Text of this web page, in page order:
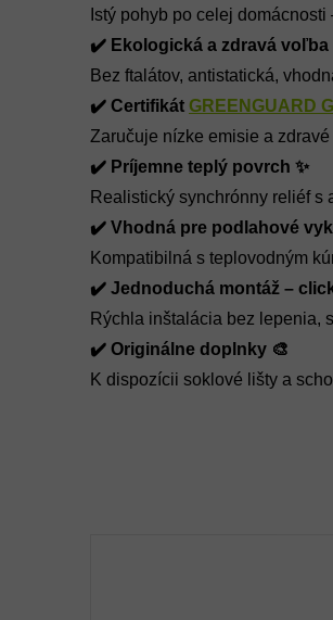
Istý pohyb po celej
✔️ Ekologická a zdravá
Bez ftalátov, antistatická,
✔️ Certifikát GREENGUARD
Zaručuje nízke emisie a
✔️ Príjemne teplý povrch ✨
Realistický synchrónny reliéf s
✔️ Vhodná pre podlahové
Kompatibilná s teplovodným
✔️ Jednoduchá montáž –
Rýchla inštalácia bez lepenia,
✔️ Originálne doplnky 🎨
K dispozícii soklové lišty a